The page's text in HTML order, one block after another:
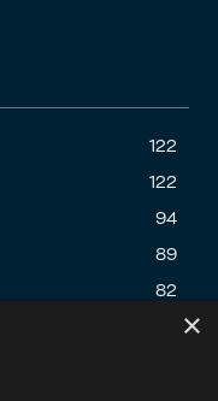
122
122
94
89
82
×